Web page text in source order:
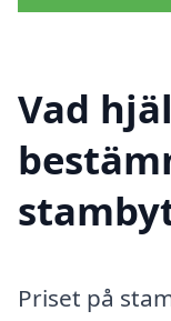
Vad
Priset på